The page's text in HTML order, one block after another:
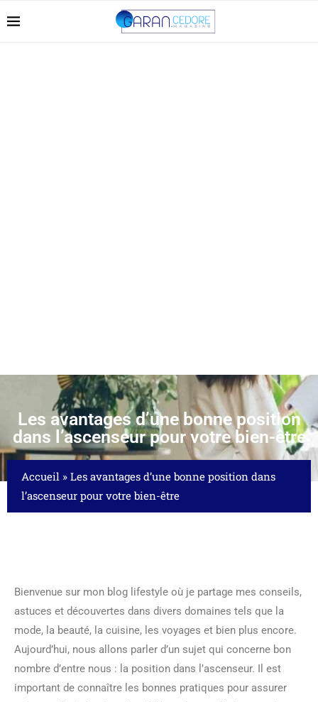
Les avantages d’une bonne position
dans l’ascenseur pour votre bien-être
Accueil » Les avantages d’une bonne position dans
l’ascenseur pour votre bien-être
Bienvenue sur mon blog lifestyle où je partage mes conseils,
astuces et découvertes dans divers domaines tels que la
mode, la beauté, la cuisine, les voyages et bien plus encore.
Aujourd’hui, nous allons parler d’un sujet qui concerne bon
nombre d’entre nous : la position dans l’ascenseur. Il est
important de connaître les bonnes pratiques pour assurer